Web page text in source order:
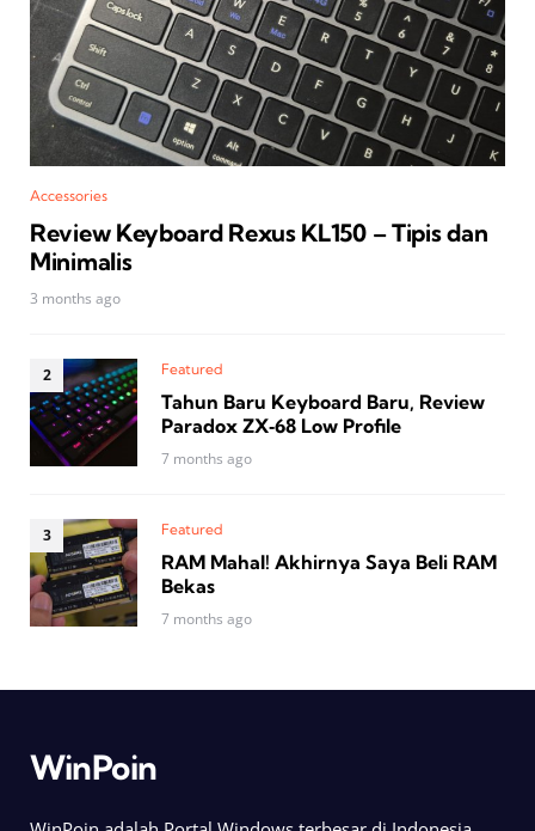
Accessories
Review Keyboard Rexus KL150 – Tipis dan
Minimalis
3 months ago
Featured
Tahun Baru Keyboard Baru, Review
Paradox ZX‑68 Low Profile
7 months ago
Featured
RAM Mahal! Akhirnya Saya Beli RAM
Bekas
7 months ago
WinPoin